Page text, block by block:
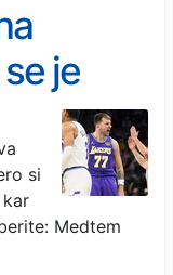
je
gledal v
si
Medtem